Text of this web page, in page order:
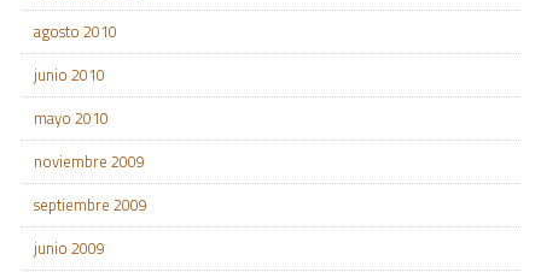
agosto 2010
junio 2010
mayo 2010
noviembre 2009
septiembre 2009
junio 2009